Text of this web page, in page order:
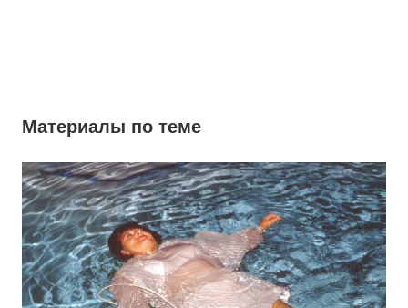
Материалы по теме